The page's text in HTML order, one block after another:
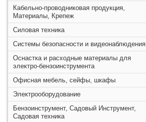
Кабельно-проводниковая продукция,
Материалы, Крепеж
Силовая техника
Системы безопасности и видеонаблюдения
Оснастка и расходные материалы для
электро-бензоинструмента
Офисная мебель, сейфы, шкафы
Электрооборудование
Бензоинструмент, Садовый Инструмент,
Садовая техника